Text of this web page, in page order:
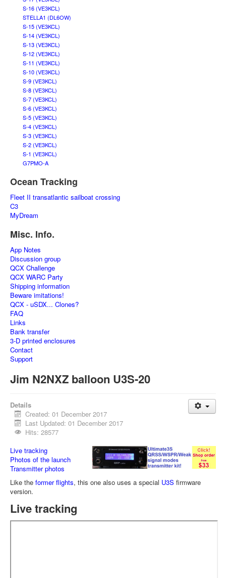
S-16 (VE3KCL)
STELLA1 (DL6OW)
S-15 (VE3KCL)
S-14 (VE3KCL)
S-13 (VE3KCL)
S-12 (VE3KCL)
S-11 (VE3KCL)
S-10 (VE3KCL)
S-9 (VE3KCL)
S-8 (VE3KCL)
S-7 (VE3KCL)
S-6 (VE3KCL)
S-5 (VE3KCL)
S-4 (VE3KCL)
S-3 (VE3KCL)
S-2 (VE3KCL)
S-1 (VE3KCL)
G7PMO-A
Ocean Tracking
Fleet II transatlantic sailboat crossing
C3
MyDream
Misc. Info.
App Notes
Discussion group
QCX Challenge
QCX WARC Party
Shipping information
Beware imitations!
QCX - uSDX... Clones?
FAQ
Links
Bank transfer
3-D printed enclosures
Contact
Support
Jim N2NXZ balloon U3S-20
Details
Created: 01 December 2017
Last Updated: 01 December 2017
Hits: 28577
Live tracking
Photos of the launch
Transmitter photos
Like the former flights, this one also uses a special U3S firmware
version.
Live tracking